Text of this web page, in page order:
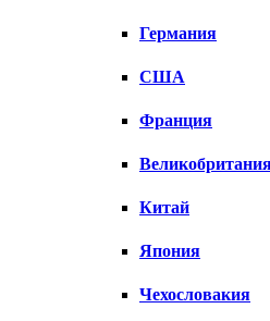
Германия
США
Франция
Китай
Япония
Чехословакия